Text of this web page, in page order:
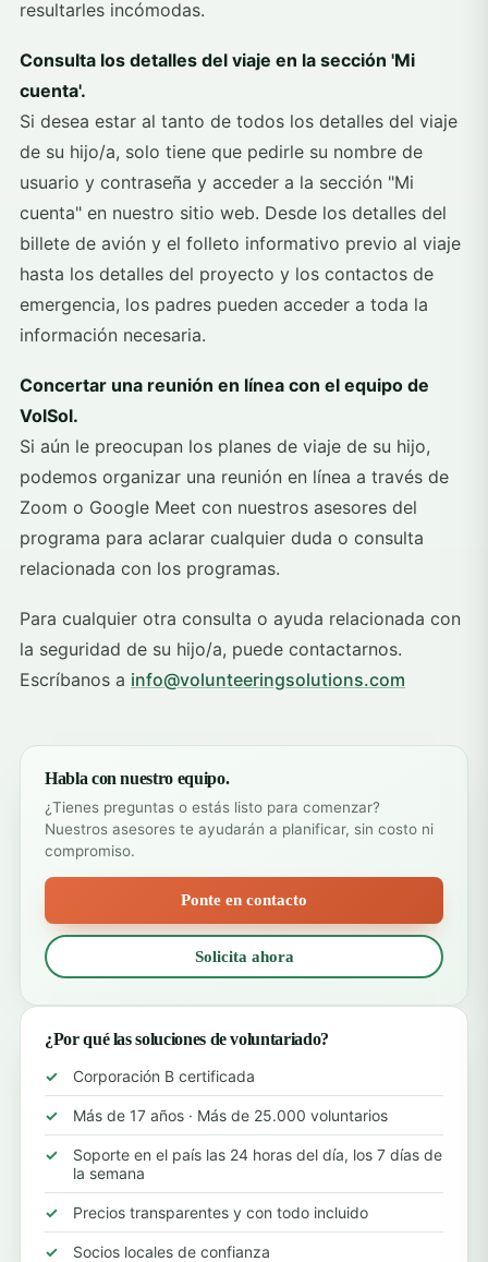
resultarles incómodas.
Consulta los detalles del viaje en la sección 'Mi
cuenta'.
Si desea estar al tanto de todos los detalles del viaje
de su hijo/a, solo tiene que pedirle su nombre de
usuario y contraseña y acceder a la sección "Mi
cuenta" en nuestro sitio web. Desde los detalles del
billete de avión y el folleto informativo previo al viaje
hasta los detalles del proyecto y los contactos de
emergencia, los padres pueden acceder a toda la
información necesaria.
Concertar una reunión en línea con el equipo de
VolSol.
Si aún le preocupan los planes de viaje de su hijo,
podemos organizar una reunión en línea a través de
Zoom o Google Meet con nuestros asesores del
programa para aclarar cualquier duda o consulta
relacionada con los programas.
Para cualquier otra consulta o ayuda relacionada con
la seguridad de su hijo/a, puede contactarnos.
Escríbanos a info@volunteeringsolutions.com
Habla con nuestro equipo.
¿Tienes preguntas o estás listo para comenzar?
Nuestros asesores te ayudarán a planificar, sin costo ni
compromiso.
Ponte en contacto
Solicita ahora
¿Por qué las soluciones de voluntariado?
Corporación B certificada
Más de 17 años · Más de 25.000 voluntarios
Soporte en el país las 24 horas del día, los 7 días de
la semana
Precios transparentes y con todo incluido
Socios locales de confianza